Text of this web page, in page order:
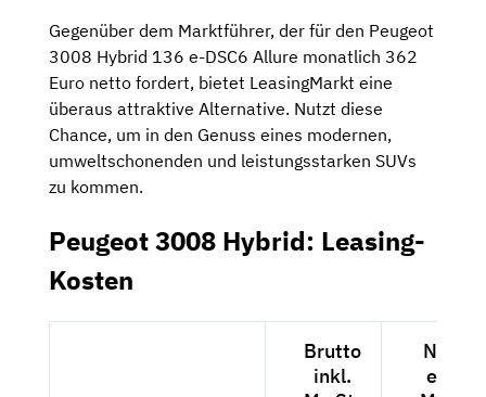
Gegenüber dem Marktführer, der für den Peugeot
3008 Hybrid 136 e-DSC6 Allure monatlich 362
Euro netto fordert, bietet LeasingMarkt eine
überaus attraktive Alternative. Nutzt diese
Chance, um in den Genuss eines modernen,
umweltschonenden und leistungsstarken SUVs
zu kommen.
Peugeot 3008 Hybrid: Leasing-
Kosten
Brutto
inkl.
Netto
exkl.